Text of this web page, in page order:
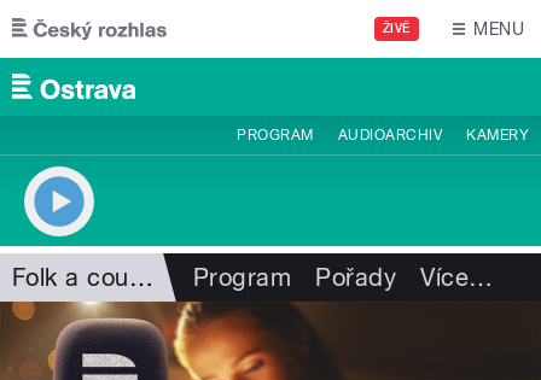
Přejít k hlavnímu obsahu
ŽIVĚ MENU
PROGRAM AUDIOARCHIV KAMERY
Folk a country Program Pořady Více…